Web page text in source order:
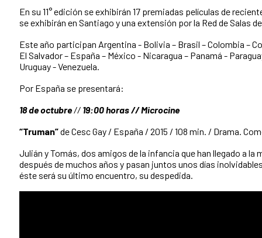
En su 11° edición se exhibirán 17 premiadas películas de
se exhibirán en Santiago y una extensión por la Red de Salas
Este año participan Argentina - Bolivia – Brasil – Colombia –
El Salvador – España – México - Nicaragua – Panamá -
Uruguay - Venezuela.
Por España se presentará:
18 de octubre// 19:00 horas // Microcine
“Truman”de Cesc Gay / España / 2015 / 108 min. / Drama.
Julián y Tomás, dos amigos de la infancia que han llegado a la
después de muchos años y pasan juntos unos días
éste será su último encuentro, su despedida.